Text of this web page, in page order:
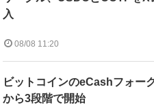
入
08/08 11:20
ビットコインのeCashフォー
から3段階で開始